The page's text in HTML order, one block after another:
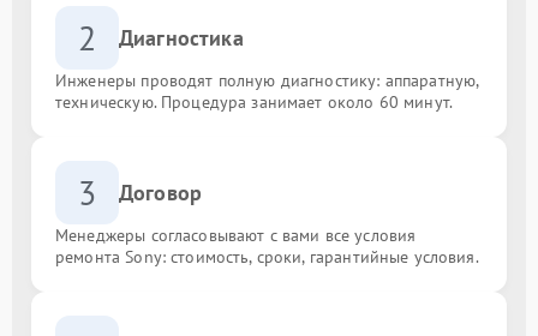
2 Диагностика
Инженеры проводят полную диагностику: аппаратную,
техническую. Процедура занимает около 60 минут.
3 Договор
Менеджеры согласовывают с вами все условия
ремонта Sony: стоимость, сроки, гарантийные условия.